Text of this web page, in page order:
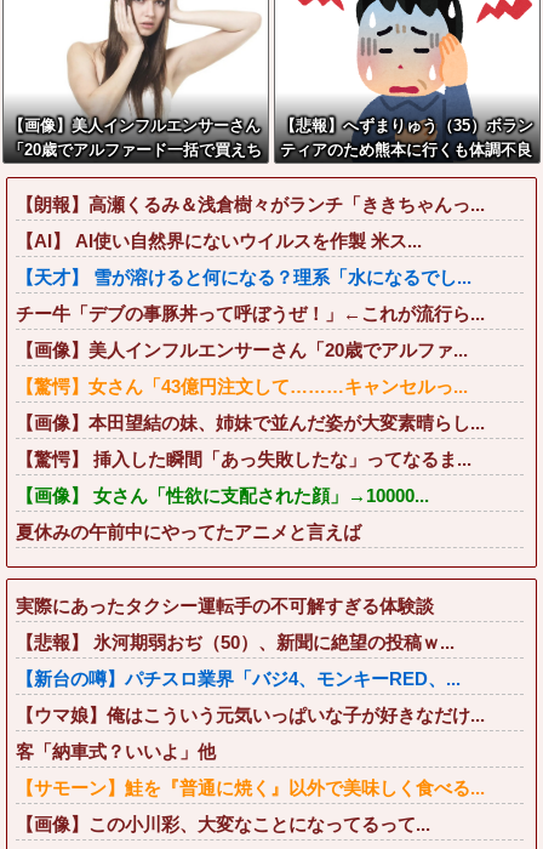
【画像】美人インフルエンサーさん
「20歳でアルファード一括で買えち
ゃう私って素敵」←これってガチな
ん？それともネタなん？w w w w w
w w w w
【悲報】へずまりゅう（35）ボラン
ティアのため熊本に行くも体調不良
で病院に行く
【朗報】高瀬くるみ＆浅倉樹々がランチ「ききちゃんっ...
【AI】 AI使い自然界にないウイルスを作製 米ス...
【天才】 雪が溶けると何になる？理系「水になるでし...
チー牛「デブの事豚丼って呼ぼうぜ！」←これが流行ら...
【画像】美人インフルエンサーさん「20歳でアルファ...
【驚愕】女さん「43億円注文して………キャンセルっ...
【画像】本田望結の妹、姉妹で並んだ姿が大変素晴らし...
【驚愕】 挿入した瞬間「あっ失敗したな」ってなるま...
【画像】 女さん「性欲に支配された顔」→10000...
夏休みの午前中にやってたアニメと言えば
実際にあったタクシー運転手の不可解すぎる体験談
【悲報】 氷河期弱おぢ（50）、新聞に絶望の投稿ｗ...
【新台の噂】パチスロ業界「バジ4、モンキーRED、...
【ウマ娘】俺はこういう元気いっぱいな子が好きなだけ...
客「納車式？いいよ」他
【サモーン】鮭を『普通に焼く』以外で美味しく食べる...
【画像】この小川彩、大変なことになってるって...